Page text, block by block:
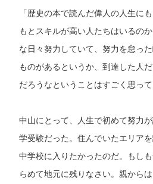
「歴史の本で読んだ偉人の人生に
もとスキルが高い人たちはいるの
な日々努力していて、努力を怠っ
ものがあるというか、到達した人
だろうなということはすごく思って
中山にとって、人生で初めて努力
学受験だった。住んでいたエリア
中学校に入りたかったのだ。もし
らめて地元に残りなさい。親から